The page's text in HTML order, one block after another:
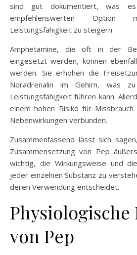
sind gut dokumentiert, was
empfehlenswerten
Leistungsfähigkeit zu steigern.
Amphetamine, die oft in der
eingesetzt werden, können
werden. Sie erhöhen die
Noradrenalin im Gehirn, was
Leistungsfähigkeit führen kann.
einem hohen Risiko für
Nebenwirkungen verbunden.
Zusammenfassend lässt sich
Zusammensetzung von Pep
wichtig, die Wirkungsweise und
jeder einzelnen Substanz zu
deren Verwendung entscheidet.
Physiologische
von Pep